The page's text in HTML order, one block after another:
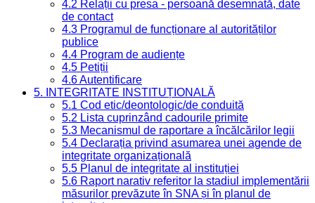
4.2 Relații cu presa - persoană desemnată, date
de contact
4.3 Programul de funcționare al autorităților
publice
4.4 Program de audiențe
4.5 Petiții
4.6 Autentificare
5. INTEGRITATE INSTITUȚIONALĂ
5.1 Cod etic/deontologic/de conduită
5.2 Lista cuprinzând cadourile primite
5.3 Mecanismul de raportare a încălcărilor legii
5.4 Declarația privind asumarea unei agende de
integritate organizațională
5.5 Planul de integritate al instituției
5.6 Raport narativ referitor la stadiul implementării
măsurilor prevăzute în SNA și în planul de